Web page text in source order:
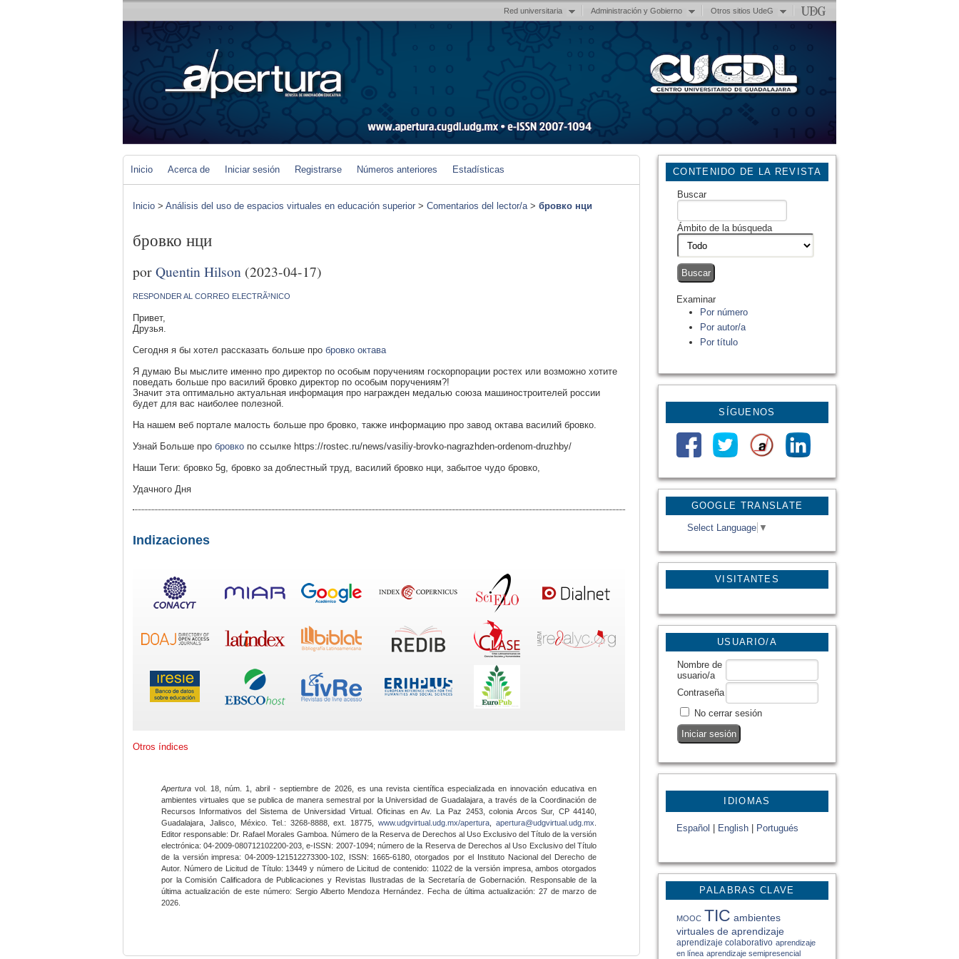
Red universitaria Administración y Gobierno Otros sitios UdeG
GOOGLE TRANSLATE
Select Language ▼
VISITANTES
CONTENIDO DE LA REVISTA
Buscar
Ámbito de la búsqueda
Examinar
Por número
Por autor/a
Por título
SÍGUENOS
USUARIO/A
Nombre de
usuario/a
Contraseña
No cerrar sesión
IDIOMAS
Español English Portugués
PALABRAS CLAVE
MOOC TIC ambientes
virtuales de aprendizaje
aprendizaje colaborativo aprendizaje
en línea aprendizaje semipresencial
Inicio Acerca de Iniciar sesión Registrarse Números anteriores Estadísticas
Inicio > Análisis del uso de espacios virtuales en educación superior > Comentarios del lector/a> бровко нци
бровко нци
porQuentin Hilson (2023-04-17)
RESPONDER AL CORREO ELECTRÃ³NICO
Привет,
Друзья.
Сегодня я бы хотел рассказать больше про бровко октава
Я думаю Вы мыслите именно про директор по особым поручениям госкорпорации ростех или возможно хотите
поведать больше про василий бровко директор по особым поручениям?!
Значит эта оптимально актуальная информация про награжден медалью союза машиностроителей россии
будет для вас наиболее полезной.
На нашем веб портале малость больше про бровко, также информацию про завод октава василий бровко.
Узнай Больше про бровко по ссылке https://rostec.ru/news/vasiliy-brovko-nagrazhden-ordenom-druzhby/
Наши Теги: бровко 5g, бровко за доблестный труд, василий бровко нци, забытое чудо бровко,
Удачного Дня
Indizaciones
Otros índices
Apertura vol. 18, núm. 1, abril - septiembre de 2026, es una revista científica especializada en innovación educativa en
ambientes virtuales que se publica de manera semestral por la Universidad de Guadalajara, a través de la Coordinación de
Recursos Informativos del Sistema de Universidad Virtual. Oficinas en Av. La Paz 2453, colonia Arcos Sur, CP 44140,
Guadalajara, Jalisco, México. Tel.: 3268-8888, ext. 18775,www.udgvirtual.udg.mx/apertura apertura@udgvirtual.udg.mx
Editor responsable: Dr. Rafael Morales Gamboa. Número de la Reserva de Derechos al Uso Exclusivo del Título de la versión
electrónica: 04-2009-080712102200-203, e-ISSN: 2007-1094; número de la Reserva de Derechos al Uso Exclusivo del Título
de la versión impresa: 04-2009-121512273300-102, ISSN: 1665-6180, otorgados por el Instituto Nacional del Derecho de
Autor. Número de Licitud de Título: 13449 y número de Licitud de contenido: 11022 de la versión impresa, ambos otorgados
por la Comisión Calificadora de Publicaciones y Revistas Ilustradas de la Secretaría de Gobernación. Responsable de la
última actualización de este número: Sergio Alberto Mendoza Hernández. Fecha de última actualización: 27 de marzo de
2026.